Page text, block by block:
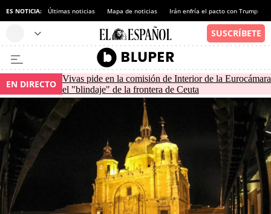
ES NOTICIA: Últimas noticias Mapa de noticias Irán enfría el pacto con Trump
EN DIRECTO Vivas pide en la comisión de Interior de la Eurocámara
el "blindaje" de la frontera de Ceuta